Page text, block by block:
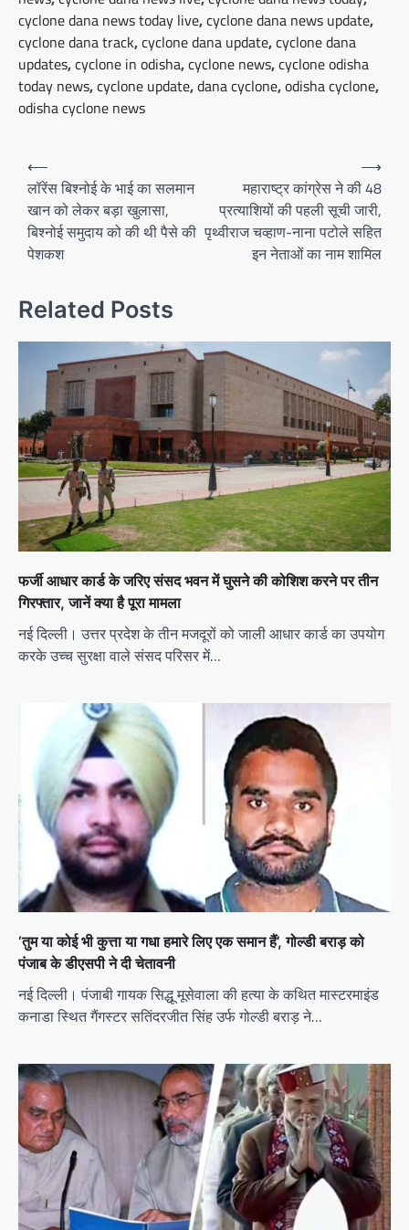
cyclone dana news today live,cyclone dana news update,
cyclone dana track,cyclone dana update,cyclone dana
updates,cyclone in odisha,cyclone news,cyclone odisha
today news,cyclone update,dana cyclone,odisha cyclone,
odisha cyclone news
Post
navigation
⟵
लॉरेंस बिश्नोई के भाई का सलमान
खान को लेकर बड़ा खुलासा,
बिश्नोई समुदाय को की थी पैसे की
पेशकश
महाराष्ट्र कांग्रेस ने की 48
प्रत्याशियों की पहली सूची जारी,
पृथ्वीराज चव्हाण-नाना पटोले सहित
इन नेताओं का नाम शामिल
⟶
Related Posts
फर्जी आधार कार्ड के जरिए संसद भवन में घुसने की कोशिश करने पर तीन
गिरफ्तार, जानें क्या है पूरा मामला
नई दिल्ली। उत्तर प्रदेश के तीन मजदूरों को जाली आधार कार्ड का उपयोग
करके उच्च सुरक्षा वाले संसद परिसर में…
‘तुम या कोई भी कुत्ता या गधा हमारे लिए एक समान हैं’, गोल्डी बराड़ को
पंजाब के डीएसपी ने दी चेतावनी
नई दिल्ली। पंजाबी गायक सिद्धू मूसेवाला की हत्या के कथित मास्टरमाइंड
कनाडा स्थित गैंगस्टर सतिंदरजीत सिंह उर्फ ​​​​गोल्डी बराड़ ने…